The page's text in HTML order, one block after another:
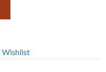
Wishlist